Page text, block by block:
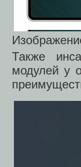
Также
модулей у